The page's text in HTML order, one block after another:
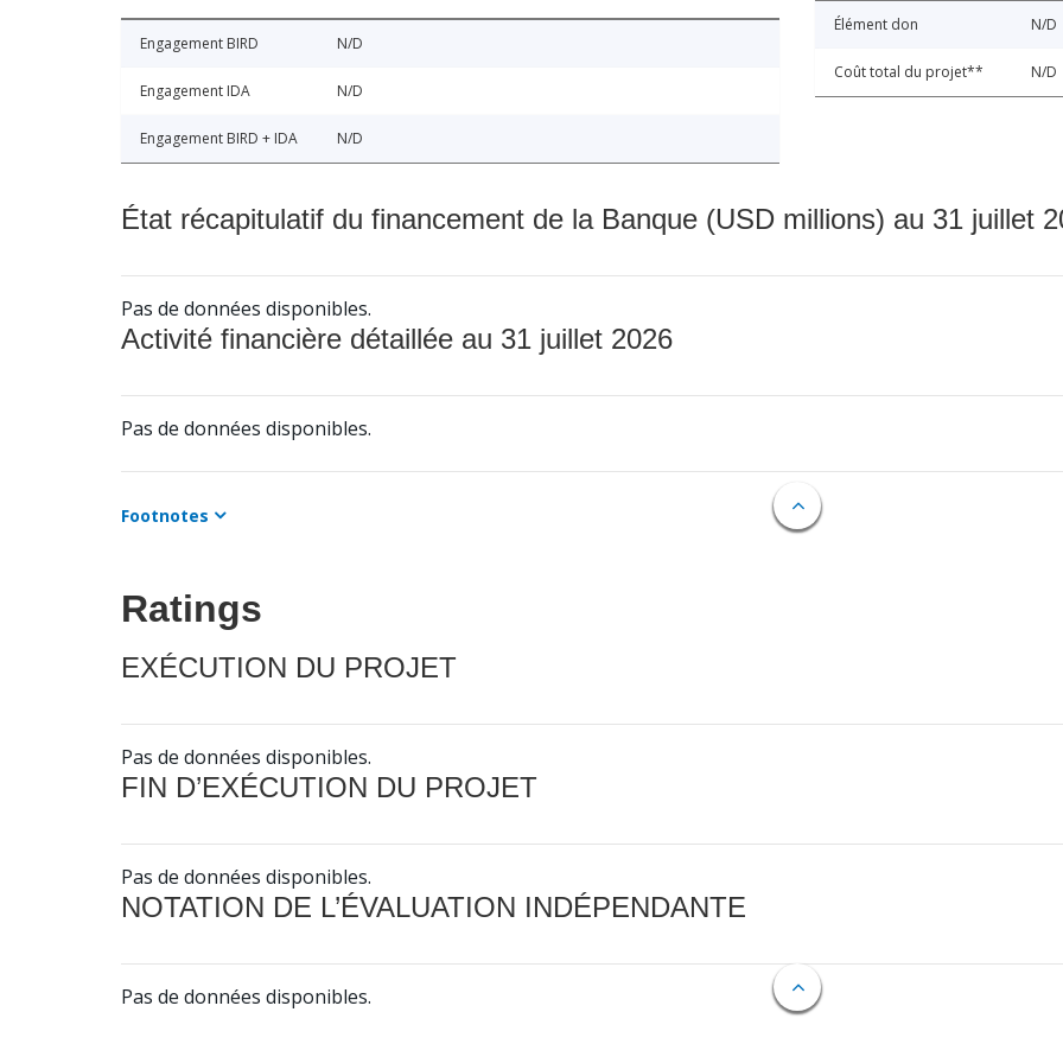
Engagement BIRD N/D
Engagement IDA N/D
Engagement BIRD + IDA N/D
Élément don N/D
Coût total du projet** N/D
État récapitulatif du financement de la Banque (USD millions) au 31 juillet
Pas de données disponibles.
Activité financière détaillée au 31 juillet 2026
Pas de données disponibles.
Footnotes
Ratings
EXÉCUTION DU PROJET
Pas de données disponibles.
FIN D’EXÉCUTION DU PROJET
Pas de données disponibles.
NOTATION DE L’ÉVALUATION INDÉPENDANTE
Pas de données disponibles.